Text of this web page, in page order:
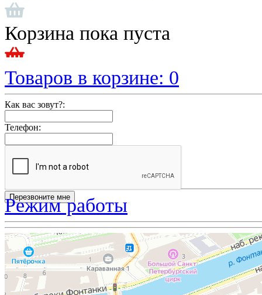
Корзина пока пуста
Товаров в корзине: 0
Как вас зовут?:
Телефон:
Режим работы